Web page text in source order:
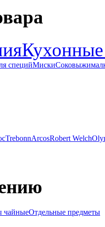
специйМиски
TrebonnArcosRobert Welch
чайныеОтдельные предметы